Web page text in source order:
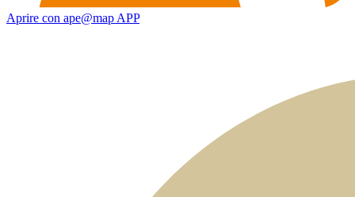
Aprire con ape@map APP